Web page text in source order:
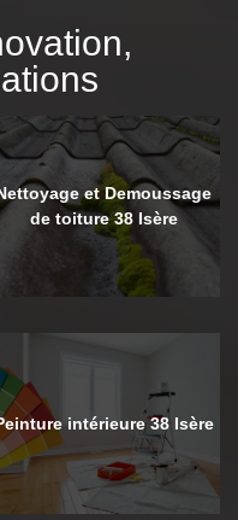
et Demoussage
de toiture 38 Isère
intérieure 38 Isère